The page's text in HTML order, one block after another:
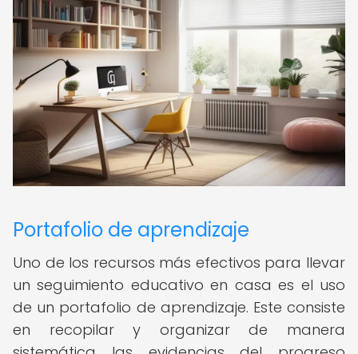
Portafolio de aprendizaje
Uno de los recursos más efectivos para llevar
un seguimiento educativo en casa es el uso
de un portafolio de aprendizaje. Este consiste
en recopilar y organizar de manera